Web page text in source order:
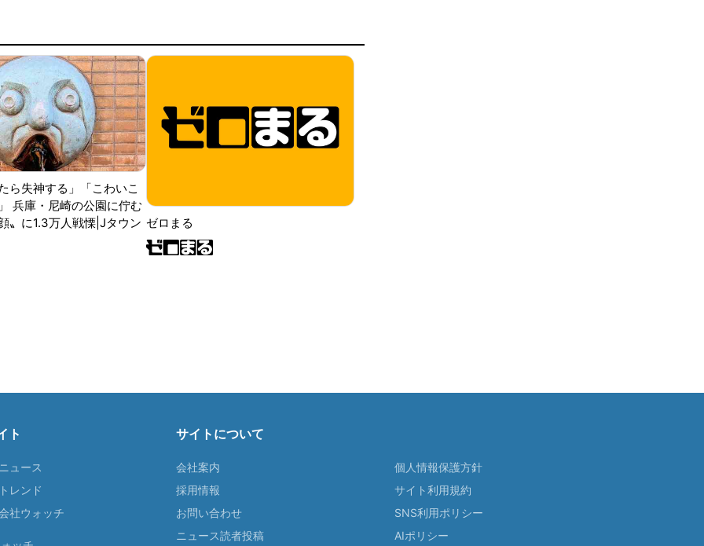
ら失神する」「こわいこ
兵庫・尼崎の公園に佇む
〟に1.3万人戦慄|Jタウン ゼロまる
ト
ュース
レンド
社ウォッチ
サイトについて
会社案内
採用情報
お問い合わせ
ニュース読者投稿
個人情報保護方針
サイト利用規約
SNS利用ポリシー
AIポリシー